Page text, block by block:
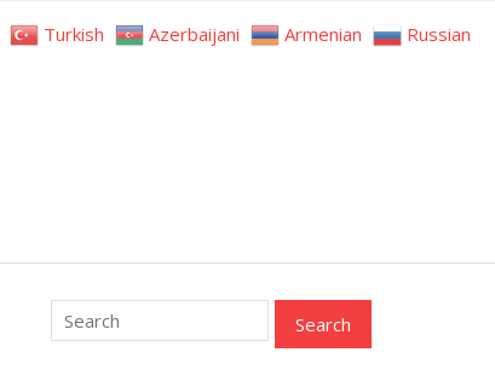
Turkish Azerbaijani Armenian Russian